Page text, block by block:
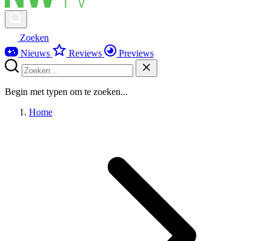
Zoeken
Nieuws
Reviews Previews
Begin met typen om te zoeken...
Home